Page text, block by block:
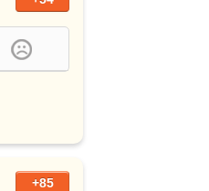
+85